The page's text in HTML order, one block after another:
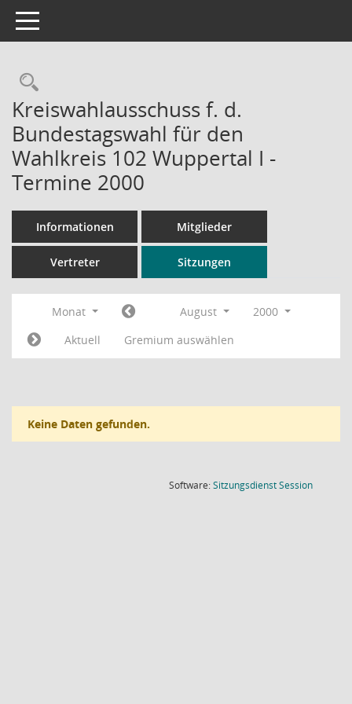
Toggle navigation
Rechercheauswahl
Kreiswahlausschuss f. d.
Bundestagswahl für den
Wahlkreis 102 Wuppertal I -
Termine 2000
Informationen Mitglieder
Vertreter Sitzungen
Monat August
2000
Aktuell
Gremium auswählen
Keine Daten gefunden.
Software:SitzungsdienstSession(Wird in